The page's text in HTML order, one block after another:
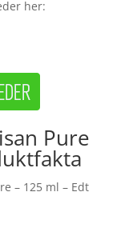
her:
Pure
– 125 ml – Edt